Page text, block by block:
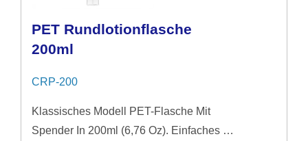
PET Rundlotionflasche
200ml
CRP-200
Klassisches Modell PET-Flasche Mit
Spender In 200ml (6,76 Oz). Einfaches &